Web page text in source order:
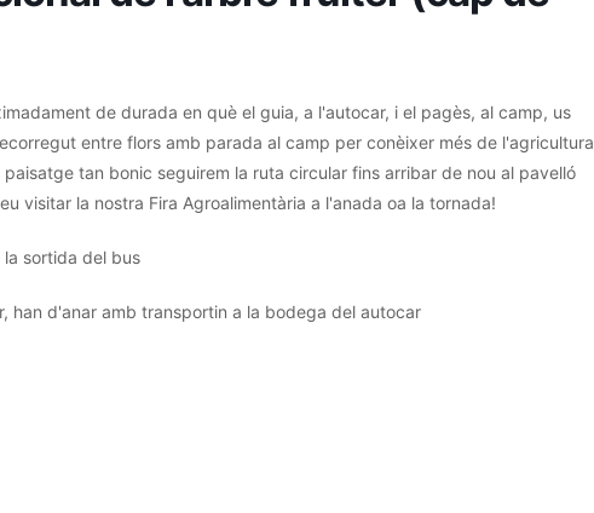
de durada en què el guia, a l'autocar, i el pagès, al camp, us
entre flors amb parada al camp per conèixer més de l'agricultura
tan bonic seguirem la ruta circular fins arribar de nou al pavelló
visitar la nostra Fira Agroalimentària a l'anada oa la tornada!
la sortida del bus
han d'anar amb transportin a la bodega del autocar